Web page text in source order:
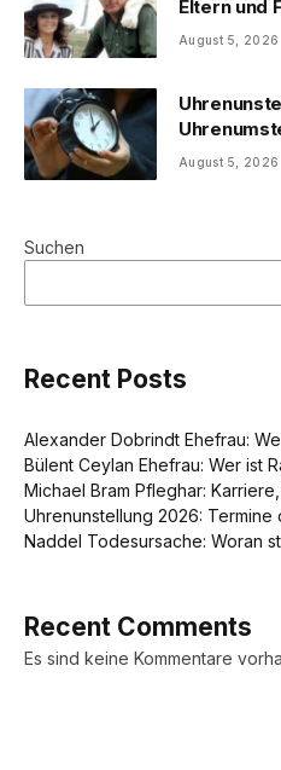
Eltern und
August 5, 2026
August 5, 2026
Suchen
Recent Posts
Alexander Dobrindt Ehefrau:
Bülent Ceylan Ehefrau: Wer ist
Michael Bram Pfleghar:
Uhrenunstellung 2026: Termine
Naddel Todesursache: Woran
Recent Comments
Es sind keine Kommentare